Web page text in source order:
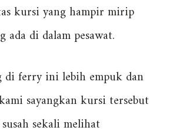
kursi yang hampir mirip
ada di dalam pesawat.
di ferry ini lebih empuk dan
sayangkan kursi tersebut
sekali melihat